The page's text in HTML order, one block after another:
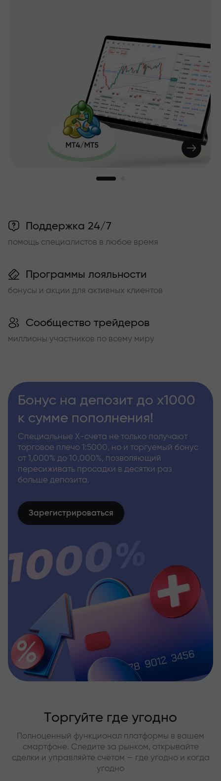
Поддержка 24/7
помощь специалистов в любое время
Программы лояльности
бонусы и акции для активных клиентов
Сообщество трейдеров
миллионы участников по всему миру
Бонус на депозит до х1000
к сумме пополнения!
Специальные Х-счета не только получают
торговое плечо 1:5000, но и торгуемый бонус
от 1,000% до 10,000%, позволяющий
пересиживать просадки в десятки раз
больше депозита.
Зарегистрироваться
Торгуйте где угодно
Полноценный функционал платформы в вашем
смартфоне. Следите за рынком, открывайте
сделки и управляйте счётом — где угодно и когда
угодно